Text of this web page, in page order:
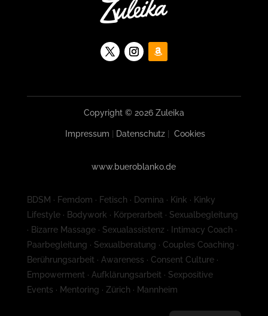
Copyright © 2026 Zuleika
Impressum Datenschutz| Cookies
www.bueroblanko.de
BDSM · Femdom · Fetisch · Domina · Kink · Kinky
Lifestyle · Bodywork · Körperarbeit · Sexualbegleitung
· Bizarre Massage · Sexualassistenz · Intimacy Coach ·
Paarbegleitung · Sexualberatung · Couples Coaching ·
Berührungsarbeit · Awareness · Consent Culture ·
Empowerment · Aufklärungsarbeit · Sexpositive
Events · Mentoring · Zürich · Mannheim